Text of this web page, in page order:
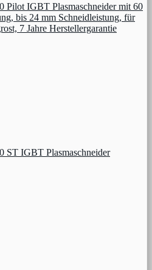
IGBT Plasmaschneider mit 60
bis 24 mm Schneidleistung, für
7 Jahre Herstellergarantie
IGBT Plasmaschneider